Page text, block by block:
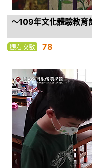
～109年文化體驗教育
觀看次數 78